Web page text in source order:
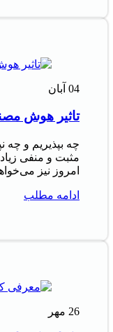
04 آبان
تاثیر هوش
چه بپذیریم و چه
مثبت و منفی
امروز نیز
ادامه مطلب
26 مهر